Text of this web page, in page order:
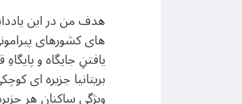
هدف من در این
های کشورهای
یافتنِ جایگاه و
بریتانیا جزیره ای